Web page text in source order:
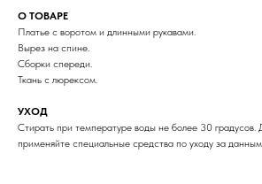
О ТОВАРЕ
Платье с воротом и длинными рукавами.
Вырез на спине.
Сборки спереди.
Ткань с люрексом.
УХОД
Стирать при температуре воды не более 30 градусов.
применяйте специальные средства по уходу за